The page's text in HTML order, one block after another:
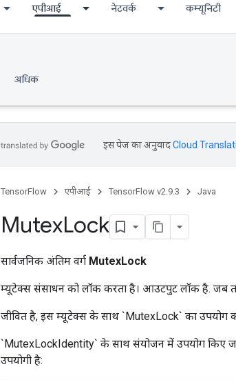
एपीआई नेटवर्क कम्यूनिटी
अधिक
इस पेज का अनुवादCloud
TensorFlow एपीआई TensorFlow v2.9.3 Java
MutexLock
सार्वजनिक अंतिम वर्ग MutexLock
म्यूटेक्स संसाधन को लॉक करता है। आउटपुट लॉक है. जब
जीवित है, इस म्यूटेक्स के साथ `MutexLock` का उपयोग
`MutexLockIdentity` के साथ संयोजन में उपयोग किए
उपयोगी है: